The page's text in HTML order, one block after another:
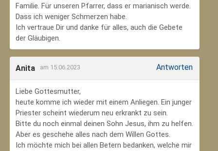
Familie. Für unseren Pfarrer, dass er marianisch werde.
Dass ich weniger Schmerzen habe.
Ich vertraue Dir und danke für alles, auch die Gebete
der Gläubigen.
Anita am 15.06.2023 Antworten
Liebe Gottesmutter,
heute komme ich wieder mit einem Anliegen. Ein junger
Priester scheint wiederum neu erkrankt zu sein.
Bitte du noch einmal deinen Sohn Jesus, ihm zu helfen.
Aber es geschehe alles nach dem Willen Gottes.
Ich möchte mich bei allen Betern bedanken, welche mir